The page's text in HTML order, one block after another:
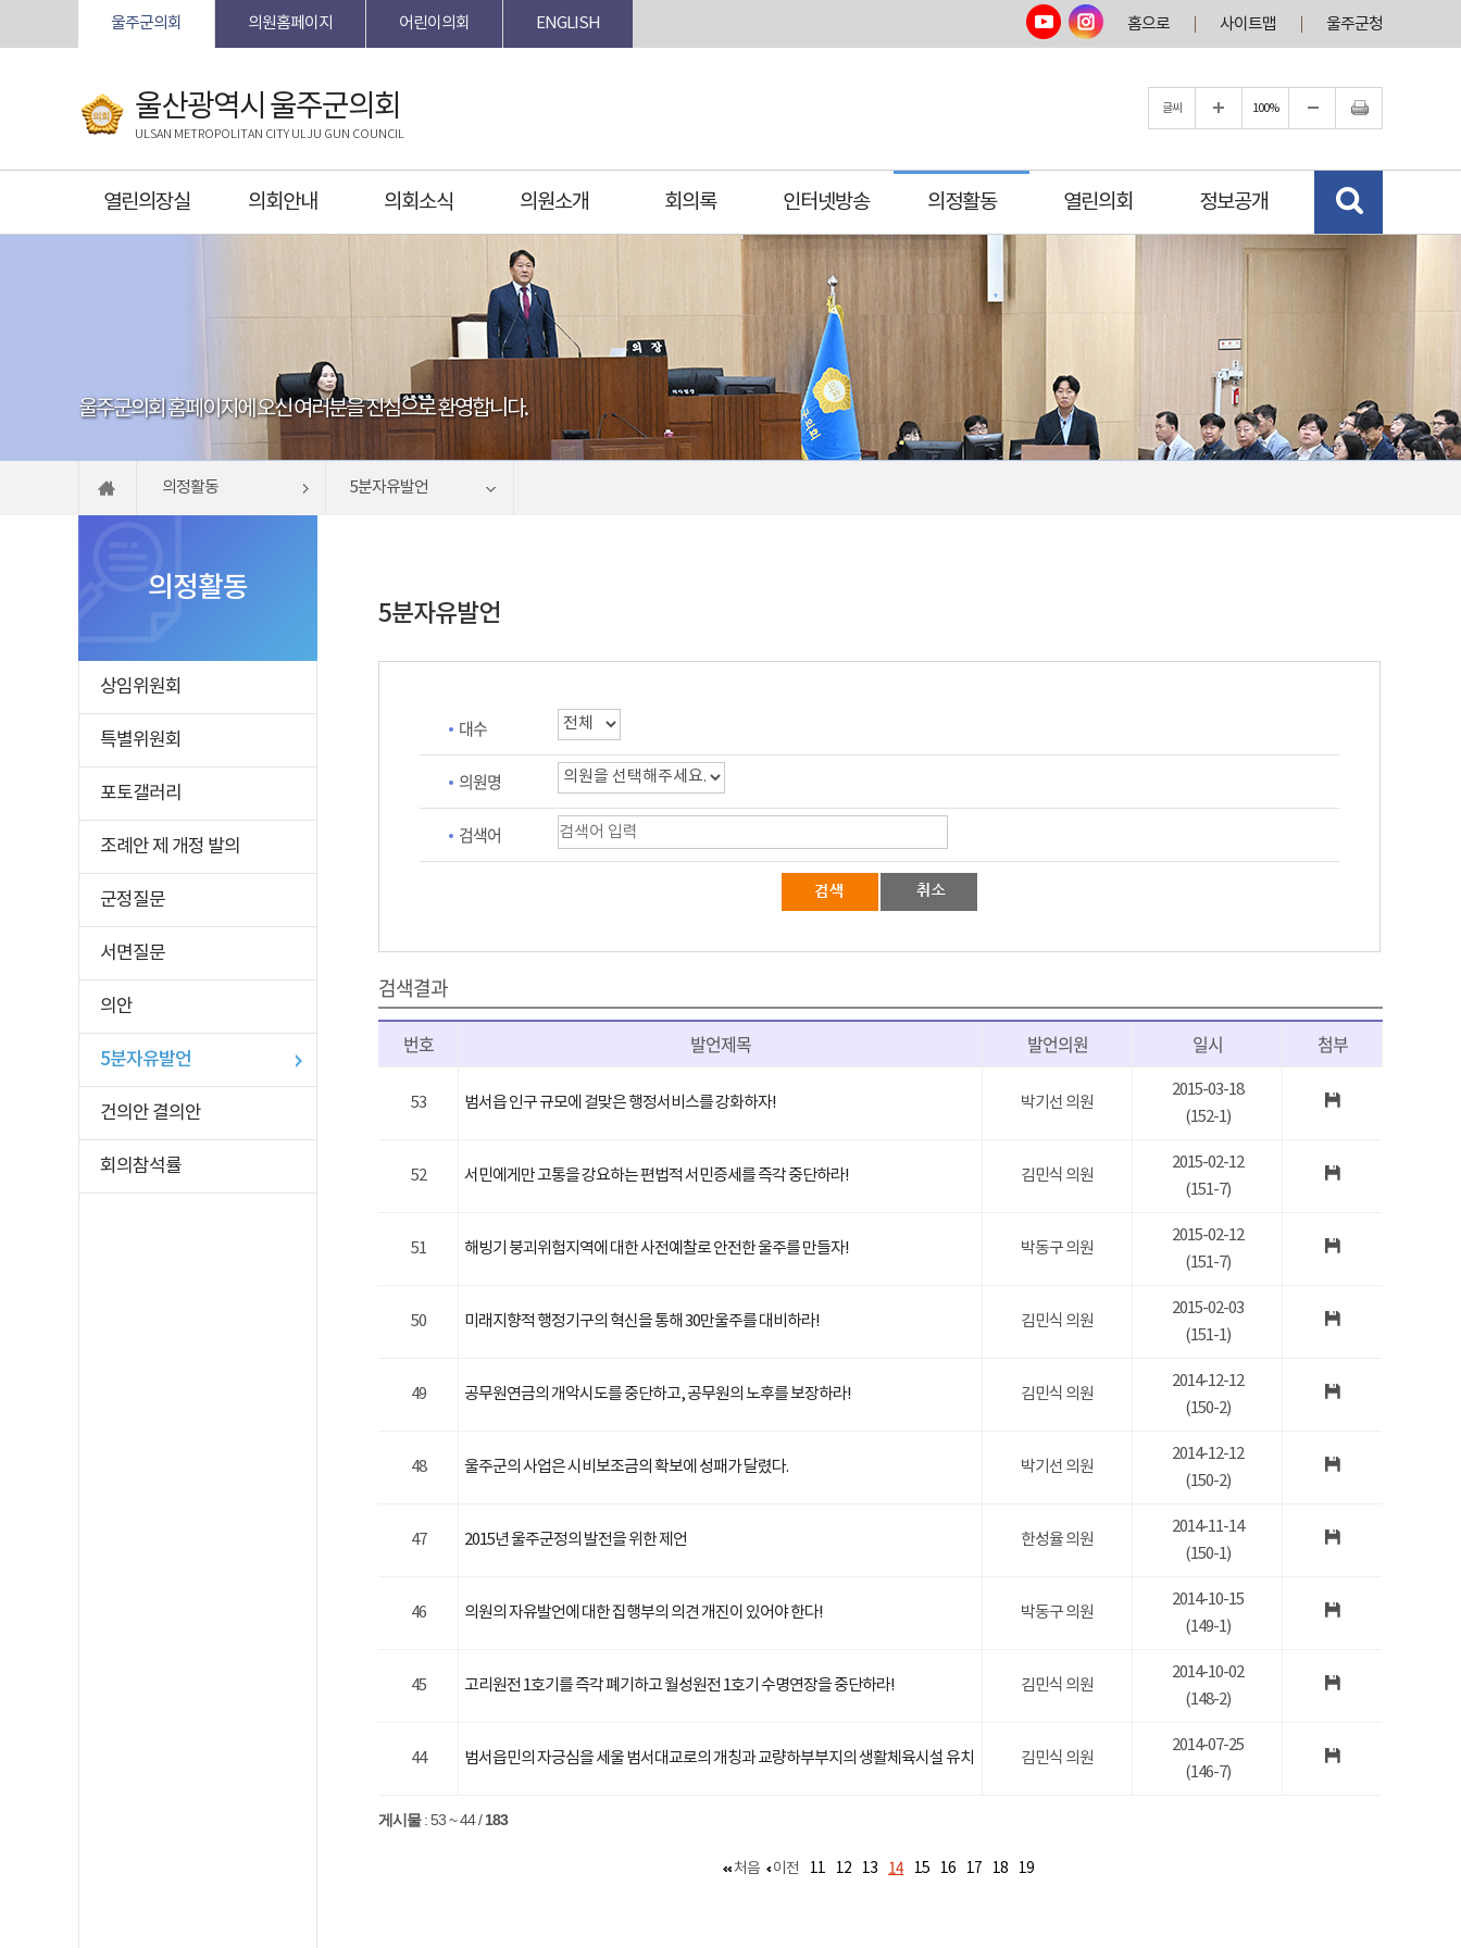
본문바로가기
울주군의회 의원홈페이지 어린이의회 ENGLISH 홈으로 사이트맵 울주군청
울산광역시 울주군의회
ULSAN METROPOLITAN CITY ULJU GUN COUNCIL
글씨 100%
열린의장실 의회안내 의회소식 의원소개 회의록 인터넷방송 의정활동 열린의회 정보공개
울주군의회 홈페이지에 오신 여러분을 진심으로 환영합니다.
의정활동 5분자유발언
의정활동
상임위원회
특별위원회
포토갤러리
조례안 제 개정 발의
군정질문
서면질문
의안
5분자유발언
건의안 결의안
회의참석률
5분자유발언
대수
의원명
검색어
검색결과
번호 발언제목 발언의원 일시 첨부
53 범서읍 인구 규모에 걸맞은 행정서비스를 강화하자! 박기선 의원
2015-03-18
(152-1)
52 서민에게만 고통을 강요하는 편법적 서민증세를 즉각 중단하라! 김민식 의원
2015-02-12
(151-7)
51 해빙기 붕괴위험지역에 대한 사전예찰로 안전한 울주를 만들자! 박동구 의원
2015-02-12
(151-7)
50 미래지향적 행정기구의 혁신을 통해 30만울주를 대비하라! 김민식 의원
2015-02-03
(151-1)
49 공무원연금의 개악시도를 중단하고, 공무원의 노후를 보장하라! 김민식 의원
2014-12-12
(150-2)
48 울주군의 사업은 시비보조금의 확보에 성패가 달렸다. 박기선 의원
2014-12-12
(150-2)
47 2015년 울주군정의 발전을 위한 제언 한성율 의원
2014-11-14
(150-1)
46 의원의 자유발언에 대한 집행부의 의견 개진이 있어야 한다! 박동구 의원
2014-10-15
(149-1)
45 고리원전 1호기를 즉각 폐기하고 월성원전 1호기 수명연장을 중단하라! 김민식 의원
2014-10-02
(148-2)
44 범서읍민의 자긍심을 세울 범서대교로의 개칭과 교량하부부지의 생활체육시설 유치 김민식 의원
2014-07-25
(146-7)
게시물: 53 ~ 44/ 183
처음 이전 11 12 13 14 15 16 17 18 19